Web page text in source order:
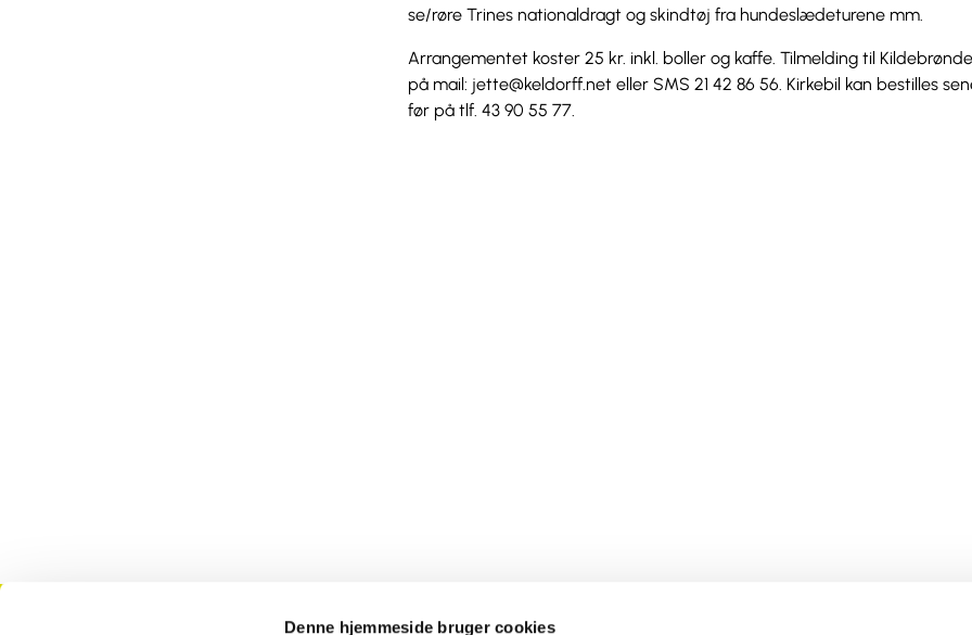
Denne hjemmeside bruger cookies
se/røre Trines nationaldragt og skindtøj fra hundeslædeturene mm.
Arrangementet koster 25 kr. inkl. boller og kaffe. Tilmelding til
på mail: jette@keldorff.net eller SMS 21 42 86 56. Kirkebil kan bestilles
før på tlf. 43 90 55 77.